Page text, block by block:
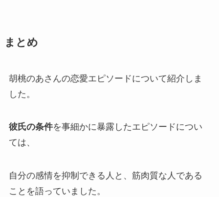
まとめ
胡桃のあさんの恋愛エピソードについて紹介しま
した。
彼氏の条件を事細かに暴露したエピソードについ
ては、
自分の感情を抑制できる人と、筋肉質な人 である
ことを語っていました。